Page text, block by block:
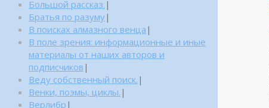
Большой рассказ. |
Братья по разуму|
В поисках алмазного венца |
В поле зрения: информационные и иные
материалы от наших авторов и
подписчиков |
Веду собственный поиск. |
Венки, поэмы, циклы. |
Верлибр |